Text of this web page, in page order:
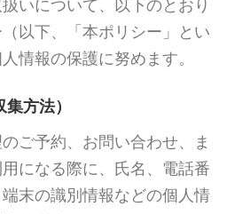
いについて、以下のとおり
以下、「本ポリシー」とい
情報の保護に努めます。
方法）
ご予約、お問い合わせ、ま
になる際に、氏名、電話番
末の識別情報などの個人情